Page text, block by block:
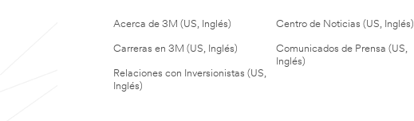
Acerca de 3M (US, Inglés)
Carreras en 3M (US, Inglés)
Relaciones con Inversionistas (US,
Inglés)
Centro de Noticias (US, Inglés)
Comunicados de Prensa (US,
Inglés)